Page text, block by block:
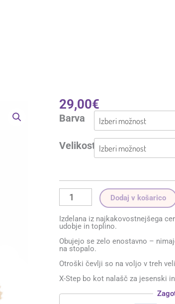
29,00€
Barva
Velikost
Otroški
čeveljčki
X-
(velikosti
od
16
Dodaj v košarico
Izdelana iz najkakovostnejšega
udobje in toplino.
Obujejo se zelo enostavno –
na stopalo.
Otroški čevlji so na voljo v treh
X-Step bo kot nalašč za jesenski